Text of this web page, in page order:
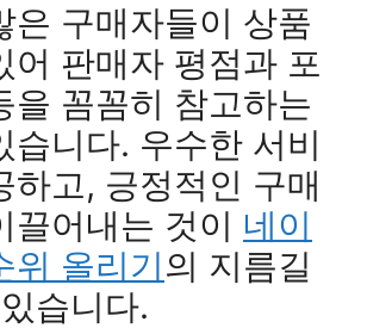
은 구매자들이 상품
어 판매자 평점과 포
을 꼼꼼히 참고하는
습니다. 우수한 서비
하고, 긍정적인 구매
끌어내는 것이 네이
위 올리기의 지름길
습니다.